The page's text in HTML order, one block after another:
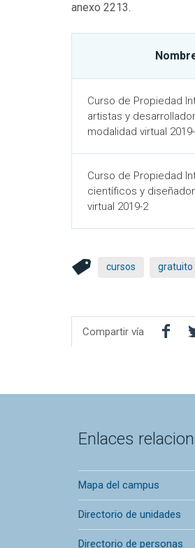
anexo 2213.
Curso de Propiedad
artistas y
modalidad virtual
Curso de Propiedad
científicos y
virtual 2019-2
cursos gratuito
Compartir vía
Enlaces
Mapa del campus
Directorio de unidades
Directorio de personas